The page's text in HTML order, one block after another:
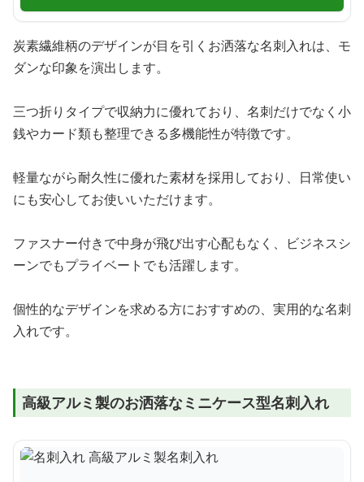
炭素繊維柄のデザインが目を引くお洒落な名刺入れは、モ
ダンな印象を演出します。
三つ折りタイプで収納力に優れており、名刺だけでなく小
銭やカード類も整理できる多機能性が特徴です。
軽量ながら耐久性に優れた素材を採用しており、日常使い
にも安心してお使いいただけます。
ファスナー付きで中身が飛び出す心配もなく、ビジネスシ
ーンでもプライベートでも活躍します。
個性的なデザインを求める方におすすめの、実用的な名刺
入れです。
高級アルミ製のお洒落なミニケース型名刺入れ